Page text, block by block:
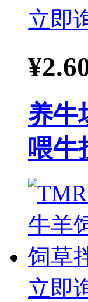
立即
¥
养牛
喂牛
立即